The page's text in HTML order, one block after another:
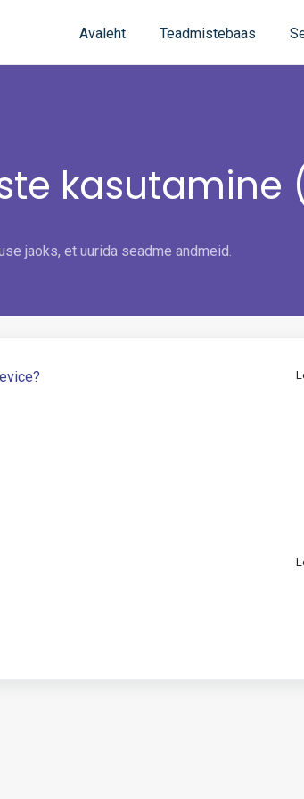
Avaleht
Teadmistebaas
kasutamine
jaoks, et uurida seadme andmeid.